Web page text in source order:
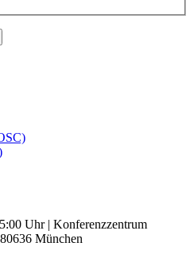
Uhr | Konferenzzentrum
München